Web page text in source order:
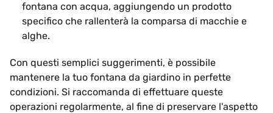
fontana con acqua, aggiungendo un prodotto
specifico che rallenterà la comparsa di macchie e
alghe.
Con questi semplici suggerimenti, è possibile
mantenere la tuo fontana da giardino in perfette
condizioni. Si raccomanda di effettuare queste
operazioni regolarmente, al fine di preservare l'aspetto